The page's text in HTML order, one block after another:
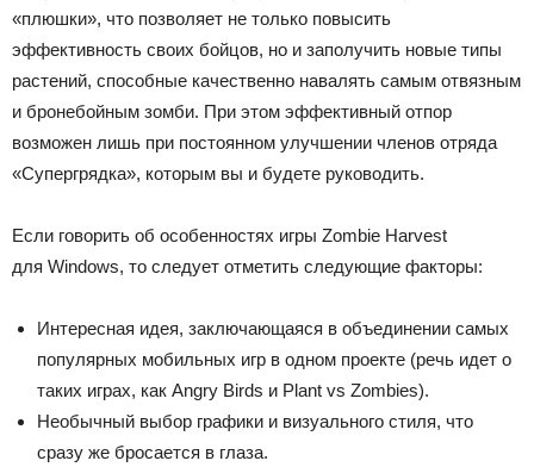
«плюшки», что позволяет не только повысить
эффективность своих бойцов, но и заполучить новые типы
растений, способные качественно навалять самым отвязным
и бронебойным зомби. При этом эффективный отпор
возможен лишь при постоянном улучшении членов отряда
«Супергрядка», которым вы и будете руководить.
Если говорить об особенностях игры Zombie Harvest
для Windows, то следует отметить следующие факторы:
Интересная идея, заключающаяся в объединении самых
популярных мобильных игр в одном проекте (речь идет о
таких играх, как Angry Birds и Plant vs Zombies).
Необычный выбор графики и визуального стиля, что
сразу же бросается в глаза.